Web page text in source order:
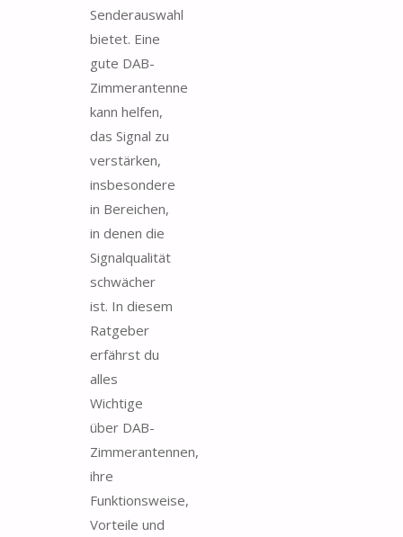
Senderauswahl
bietet. Eine
gute DAB-
Zimmerantenne
kann helfen,
das Signal zu
verstärken,
insbesondere
in Bereichen,
in denen die
Signalqualität
schwächer
ist. In diesem
Ratgeber
erfährst du
alles
Wichtige
über DAB-
Zimmerantennen,
ihre
Funktionsweise,
Vorteile und